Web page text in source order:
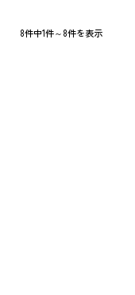
8件中1件～8件を表示